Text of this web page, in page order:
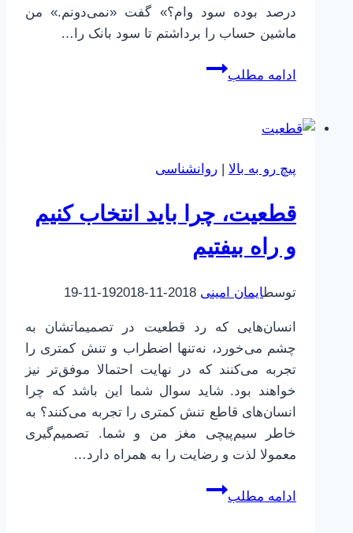
درصد بوده سود وام؟» گفت «نمی‌دونم.» من
ماشین حساب را برداشتم تا سود بانک را…
ادامه مطلب
من
بودن
است
پیچ رو به بالا | روانشناسی
قطعیت، چرا باید انتخاب کنیم
و راه بیفتیم
توسطایمان امینی 2018-11-19
2018-11-19
انسان‌هایی که رد قطعیت در تصمیماتشان به
چشم می‌خورد، نه‌تنها اضطراب و تنش کمتری را
تجربه می‌کنند که در نهایت احتمالا موفق‌تر نیز
خواهند بود. شاید سوال شما این باشد که چرا
انسان‌های قاطع تنش کمتری را تجربه می‌کنند؟ به
خاطر سیم‌پیچی مغز من و شما. تصمیم‌گیری
معمولا لذت و رضایت را به همراه دارد…
ادامه مطلب
قطعیت،